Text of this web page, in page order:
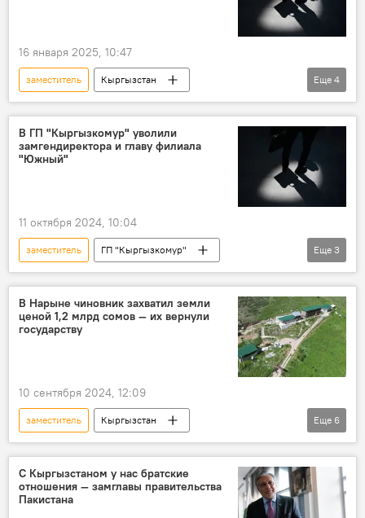
16 января 2025, 10:47
заместитель
Кыргызстан
Министерство обороны КР
назначение
Владимир Шадыканов
кадры
Еще 4
В ГП "Кыргызкомур" уволили
замгендиректора и главу филиала
"Южный"
11 октября 2024, 10:04
заместитель
ГП "Кыргызкомур"
ледники
нарушения
энергетика
инвесторы
Еще 3
В Нарыне чиновник захватил земли
ценой 1,2 млрд сомов — их вернули
государству
10 сентября 2024, 12:09
заместитель
Кыргызстан
Нарынская область
земля
участок
захват
губернатор
Еще 6
С Кыргызстаном у нас братские
отношения — замглавы правительства
Пакистана